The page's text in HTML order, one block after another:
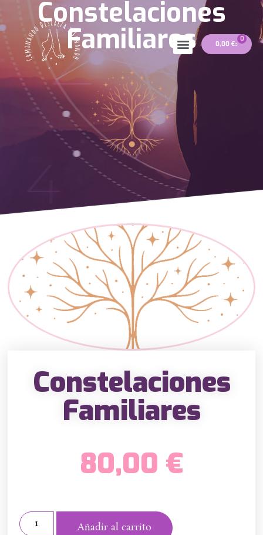
0,00€
0
Constelaciones
Familiares
Constelaciones
Familiares
80,00 €
Añadir al carrito